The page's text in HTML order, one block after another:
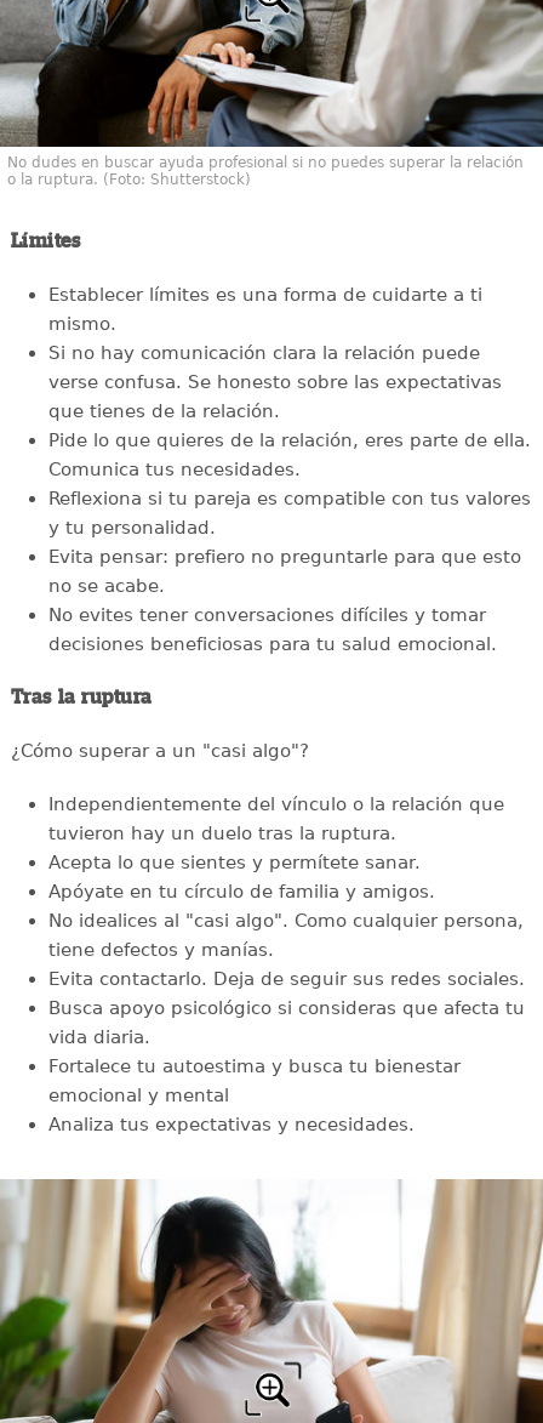
No dudes en buscar ayuda profesional si no puedes superar la relación
o la ruptura. (Foto: Shutterstock)
Límites
Establecer límites es una forma de cuidarte a ti
mismo.
Si no hay comunicación clara la relación puede
verse confusa. Se honesto sobre las expectativas
que tienes de la relación.
Pide lo que quieres de la relación, eres parte de ella.
Comunica tus necesidades.
Reflexiona si tu pareja es compatible con tus valores
y tu personalidad.
Evita pensar: prefiero no preguntarle para que esto
no se acabe.
No evites tener conversaciones difíciles y tomar
decisiones beneficiosas para tu salud emocional.
Tras la ruptura
¿Cómo superar a un "casi algo"?
Independientemente del vínculo o la relación que
tuvieron hay un duelo tras la ruptura.
Acepta lo que sientes y permítete sanar.
Apóyate en tu círculo de familia y amigos.
No idealices al "casi algo". Como cualquier persona,
tiene defectos y manías.
Evita contactarlo. Deja de seguir sus redes sociales.
Busca apoyo psicológico si consideras que afecta tu
vida diaria.
Fortalece tu autoestima y busca tu bienestar
emocional y mental
Analiza tus expectativas y necesidades.